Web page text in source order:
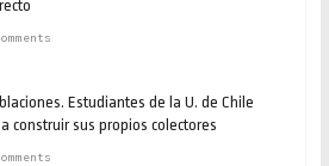
Estudiantes de la U. de Chile
construir sus propios colectores